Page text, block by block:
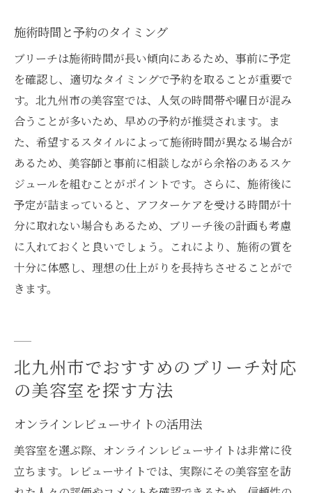
施術時間と予約のタイミング
ブリーチは施術時間が長い傾向にあるため、事前に予定
を確認し、適切なタイミングで予約を取ることが重要で
す。北九州市の美容室では、人気の時間帯や曜日が混み
合うことが多いため、早めの予約が推奨されます。ま
た、希望するスタイルによって施術時間が異なる場合が
あるため、美容師と事前に相談しながら余裕のあるスケ
ジュールを組むことがポイントです。さらに、施術後に
予定が詰まっていると、アフターケアを受ける時間が十
分に取れない場合もあるため、ブリーチ後の計画も考慮
に入れておくと良いでしょう。これにより、施術の質を
十分に体感し、理想の仕上がりを長持ちさせることがで
きます。
北九州市でおすすめのブリーチ対応
の美容室を探す方法
オンラインレビューサイトの活用法
美容室を選ぶ際、オンラインレビューサイトは非常に役
立ちます。レビューサイトでは、実際にその美容室を訪